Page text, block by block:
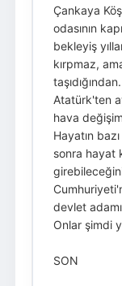
Çankaya
odasının
bekleyiş
kırpmaz,
Atatürk'ten
hava
Hayatın
sonra hayat
devlet
Onlar şimdi
SON